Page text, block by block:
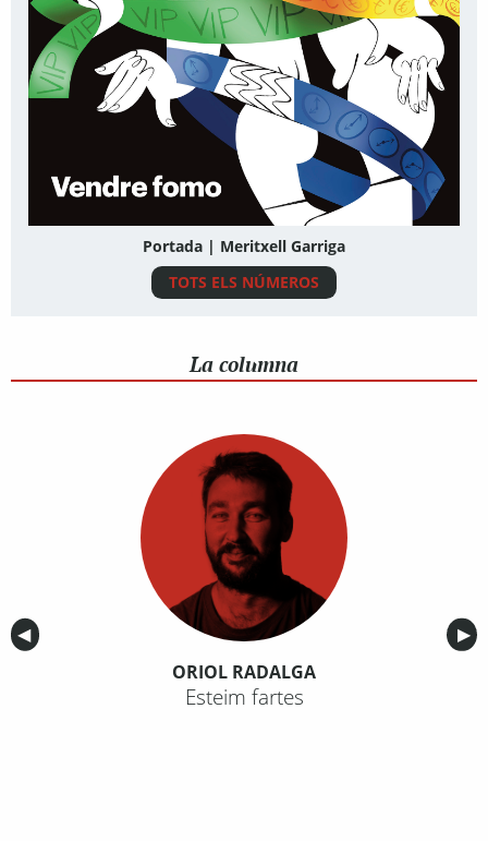
Portada | Meritxell Garriga
TOTS ELS NÚMEROS
La columna
Anterior
◀︎ ▶︎
ORIOL RADALGA
Esteim fartes